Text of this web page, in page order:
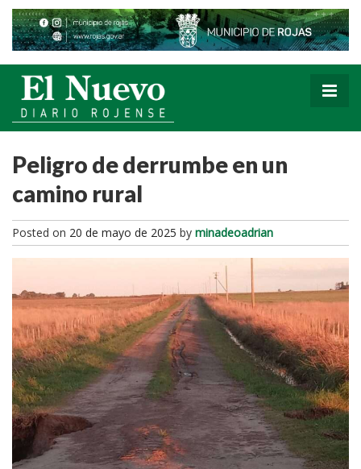
Peligro de derrumbe en un
camino rural
Posted on 20 de mayo de 2025 by minadeoadrian